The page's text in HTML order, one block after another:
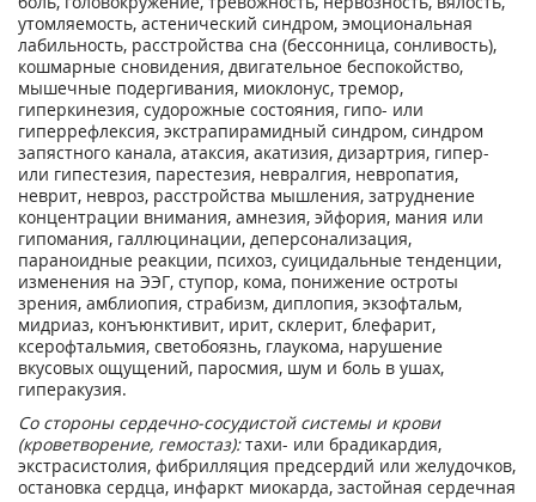
утомляемость, астенический синдром, эмоциональная
лабильность, расстройства сна (бессонница, сонливость),
кошмарные сновидения, двигательное беспокойство,
мышечные подергивания, миоклонус, тремор,
гиперкинезия, судорожные состояния, гипо- или
гиперрефлексия, экстрапирамидный синдром, синдром
запястного канала, атаксия, акатизия, дизартрия, гипер-
или гипестезия, парестезия, невралгия, невропатия,
неврит, невроз, расстройства мышления, затруднение
концентрации внимания, амнезия, эйфория, мания или
гипомания, галлюцинации, деперсонализация,
параноидные реакции, психоз, суицидальные тенденции,
изменения на ЭЭГ, ступор, кома, понижение остроты
зрения, амблиопия, страбизм, диплопия, экзофтальм,
мидриаз, конъюнктивит, ирит, склерит, блефарит,
ксерофтальмия, светобоязнь, глаукома, нарушение
вкусовых ощущений, паросмия, шум и боль в ушах,
гиперакузия.
Со стороны сердечно-сосудистой системы и крови
(кроветворение, гемостаз):тахи- или брадикардия,
экстрасистолия, фибрилляция предсердий или желудочков,
остановка сердца, инфаркт миокарда, застойная сердечная